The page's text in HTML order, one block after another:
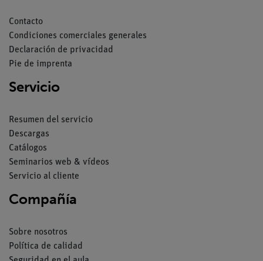
Contacto
Condiciones comerciales generales
Declaración de privacidad
Pie de imprenta
Servicio
Resumen del servicio
Descargas
Catálogos
Seminarios web & vídeos
Servicio al cliente
Compañía
Sobre nosotros
Política de calidad